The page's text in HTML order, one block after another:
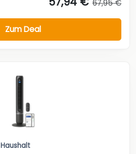
67,95 €
Zum Deal
Haushalt